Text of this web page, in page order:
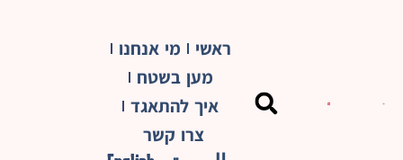
ראשי
מי אנחנו
מען בשטח
איך להתאגד
צרו קשר